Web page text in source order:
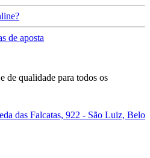
de aposta
de qualidade para todos os
das Falcatas, 922 - São Luiz, Belo